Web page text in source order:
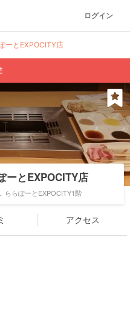
ログイン
ーとEXPOCITY店
ーとEXPOCITY店
ららぽーとEXPOCITY1階
アクセス